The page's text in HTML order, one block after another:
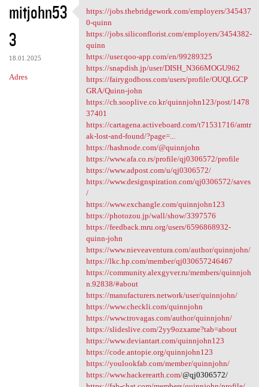
mitjohn53
3
18.01.2025
Adres
https://jobs.thebridgework
https://jobs.thebridgework.com/employers/345437
0-quinn
https://jobs.siliconflorist.com/employers/3454382-
quinn
https://user.qoo-app.com/en/99289325
https://snapdish.jp/user/DISH_N366MOGU962
https://fairygodboss.com/users/profile/OUQLGCP
GRA/Quinn-john
https://ch.sooplive.co.kr/quinnjohn123/post/1478
37401
https://cartagena.activeboard.com/t71531716/amtr
ak-lost-and-found/?page=...
https://hashnode.com/@quinnjohn
https://www.afa.co.rs/profile/qj0306572/profile
https://www.adpost.com/u/qj0306572/
https://www.designspiration.com/qj0306572/saves
/
https://www.exchangle.com/quinnjohn123
https://photozou.jp/wall/show/3397576
https://feedback.mru.org/users/6596868932-
quinn-john
https://www.nieveaventura.com/author/quinnjohn/
https://lkc.hp.com/member/qj030657246467
https://community.alexgyver.ru/members/quinnjoh
n.92838/#about
https://manufacturers.network/user/quinnjohn/
https://www.checkli.com/quinnjohn
https://www.trovagas.com/author/quinnjohn/
https://slideslive.com/2yy9ozxame?tab=about
https://www.deviantart.com/quinnjohn123
https://code.antopie.org/quinnjohn123
https://youlookfab.com/member/quinnjohn/
https://www.hackerearth.com/@qj0306572/